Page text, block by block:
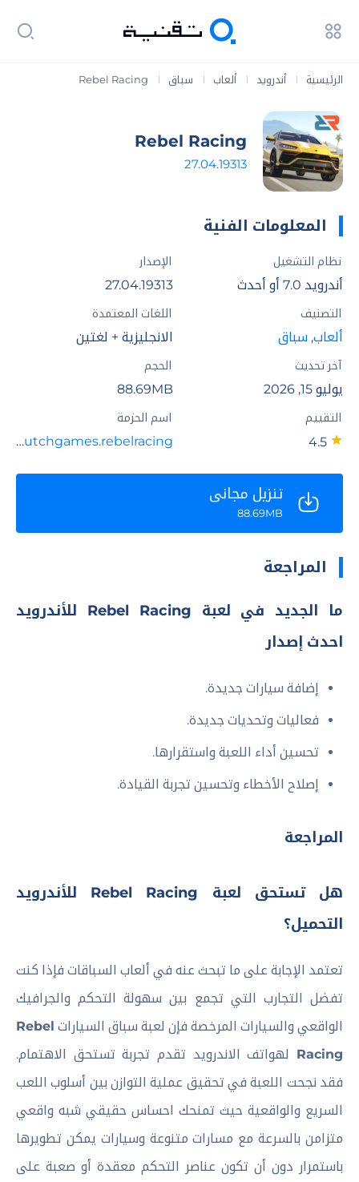
الرئيسية | أندرويد | ألعاب | سباق |
Rebel Racing
Rebel Racing
27.04.19313
المعلومات الفنية
نظام التشغيل
أندرويد 7.0 أو أحدث
الإصدار
27.04.19313
التصنيف
ألعاب, سباق
اللغات المعتمدة
الانجليزية + لغتين
آخر تحديث
يوليو 15, 2026
الحجم
88.69MB
التقييم اسم الحزمة
com.hutchgames.rebelracing
تنزيل مجاني
88.69MB
المراجعة
ما الجديد في لعبة Rebel Racing للأندرويد
احدث إصدار
إضافة سيارات جديدة.
فعاليات وتحديات جديدة.
تحسين أداء اللعبة واستقرارها.
إصلاح الأخطاء وتحسين تجربة القيادة.
المراجعة
هل تستحق لعبة Rebel Racing للأندرويد
التحميل؟
تعتمد الإجابة على ما تبحث عنه في ألعاب السباقات فإذا كنت
تفضل التجارب التي تجمع بين سهولة التحكم والجرافيك
الواقعي والسيارات المرخصة فإن لعبة سباق السيارات Rebel
Racing لهواتف الاندرويد تقدم تجربة تستحق الاهتمام.
فقد نجحت اللعبة في تحقيق عملية التوازن بين أسلوب اللعب
السريع والواقعية حيث تمنحك احساس حقيقي شبه واقعي
متزامن بالسرعة مع مسارات متنوعة وسيارات يمكن تطويرها
باستمرار دون أن تكون عناصر التحكم معقدة أو صعبة على